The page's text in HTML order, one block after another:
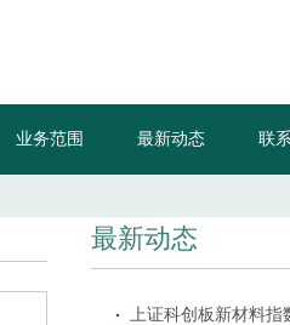
业务范围 最新动态 联
最新动态
上证科创板新材料指